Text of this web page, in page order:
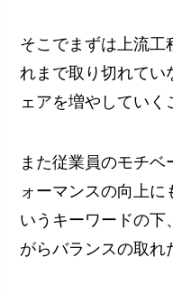
そこでまずは上流工
れまで取り切れてい
ェアを増やしていく
また従業員のモチベ
ォーマンスの向上に
いうキーワードの下
がらバランスの取れ